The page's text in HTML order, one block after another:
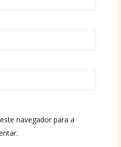
navegador para a